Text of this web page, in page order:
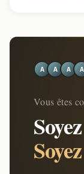
A A A A
Vous êtes